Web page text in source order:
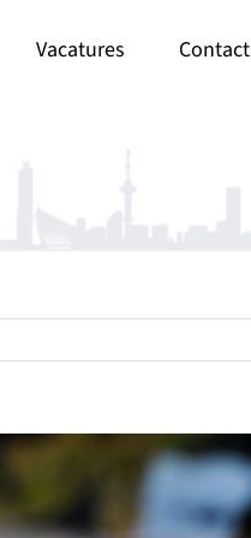
Vacatures Contact